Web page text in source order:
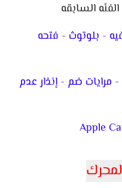
السابقه
- بلوتوث - فتحه
- مرايات ضم - إنذار عدم
Apple